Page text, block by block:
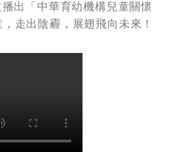
出「中華育幼機構兒童關懷
走出陰霾，展翅飛向未來！